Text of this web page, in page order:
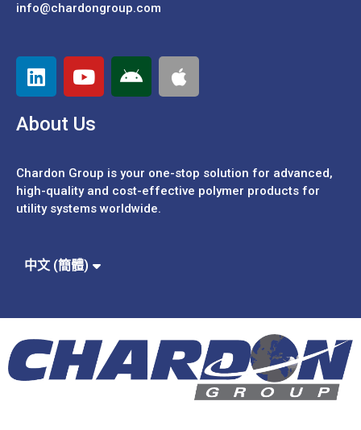
info@chardongroup.com
About Us
Chardon Group is your one-stop solution for advanced,
high-quality and cost-effective polymer products for
utility systems worldwide.
中文 (簡體)
Español
English